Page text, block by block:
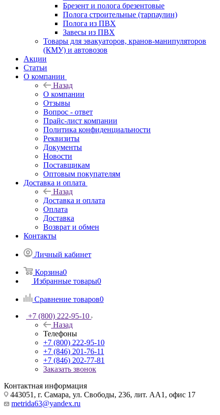
Брезент и полога брезентовые
Полога строительные (тарпаулин)
Полога из ПВХ
Завесы из ПВХ
Товары для эвакуаторов, кранов-манипуляторов
(КМУ) и автовозов
Акции
Статьи
О компании
Назад
О компании
Отзывы
Вопрос - ответ
Прайс-лист компании
Политика конфиденциальности
Реквизиты
Документы
Новости
Поставщикам
Оптовым покупателям
Доставка и оплата
Назад
Доставка и оплата
Оплата
Доставка
Возврат и обмен
Контакты
Личный кабинет
Корзина0
Избранные товары0
Сравнение товаров0
+7 (800) 222-95-10
Назад
Телефоны
+7 (800) 222-95-10
+7 (846) 201-76-11
+7 (846) 202-77-81
Заказать звонок
Контактная информация
443051, г. Самара, ул. Свободы, 236, лит. АА1, офис 17
metrida63@yandex.ru